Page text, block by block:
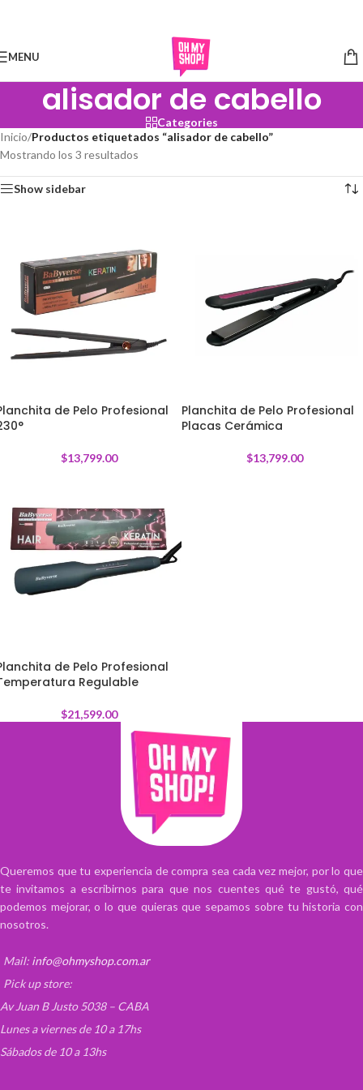
MENU
alisador de cabello
Categories
Inicio/Productos etiquetados “alisador de cabello”
Mostrando los 3 resultados
Show sidebar
de Pelo Profesional
$13,799.00
Planchita de Pelo Profesional
Placas Cerámica
$13,799.00
de Pelo Profesional
Regulable
$21,599.00
Queremos que tu experiencia de compra sea cada vez mejor, por lo que
te invitamos a escribirnos para que nos cuentes qué te gustó, qué
podemos mejorar, o lo que quieras que sepamos sobre tu historia con
nosotros.
Mail: info@ohmyshop.com.ar
Pick up store:
Av Juan B Justo 5038 – CABA
Lunes a viernes de 10 a 17hs
Sábados de 10 a 13hs